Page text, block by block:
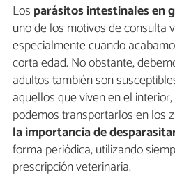
Los parásitos intestinales en
uno de los motivos de consulta
especialmente cuando
corta edad. No obstante,
adultos también son
aquellos que viven en el
podemos transportarlos en los
la importancia de
forma periódica, utilizando
prescripción veterinaria.